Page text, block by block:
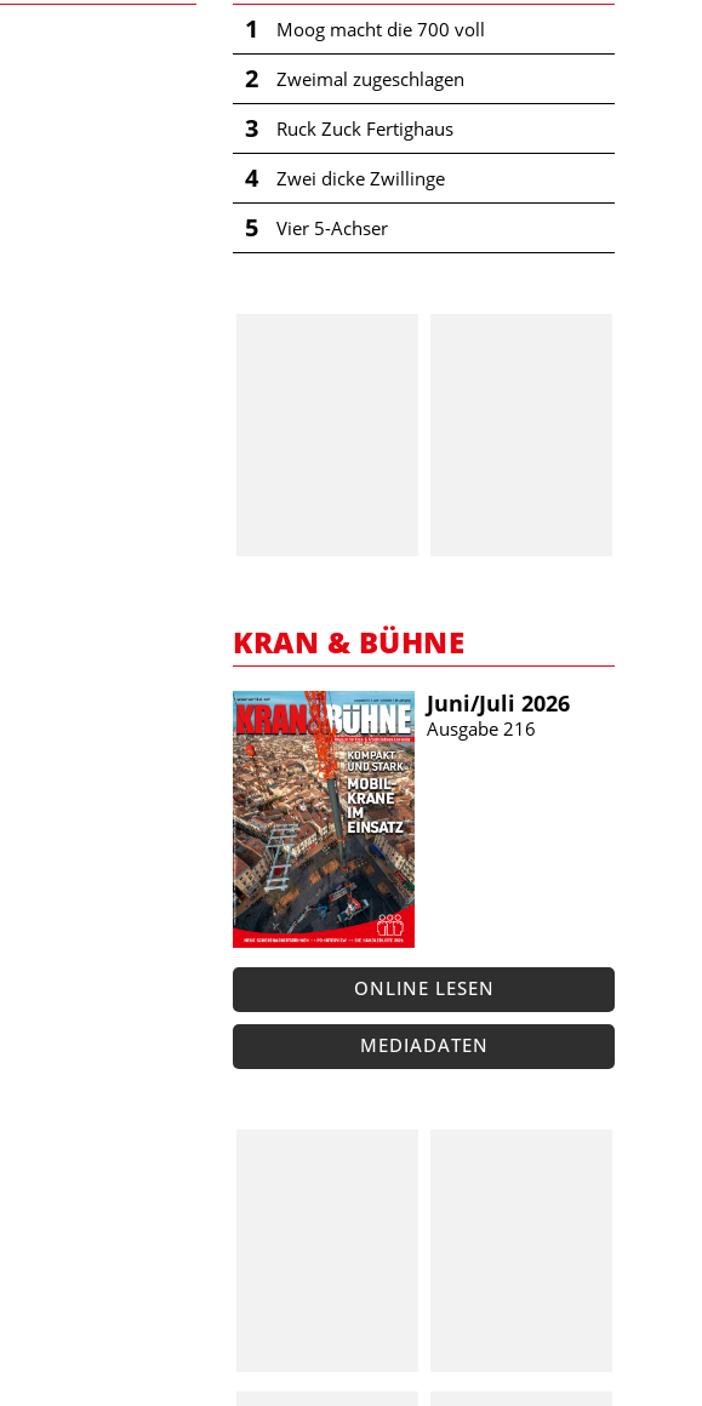
1 Moog macht die 700 voll
2 Zweimal zugeschlagen
3 Ruck Zuck Fertighaus
4 Zwei dicke Zwillinge
5 Vier 5-Achser
KRAN & BÜHNE
Juni/​Juli 2026
Ausgabe 216
ONLINE LESEN
MEDIADATEN